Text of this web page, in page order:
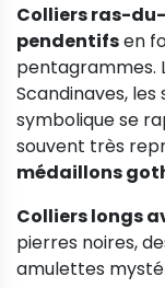
Colliers ras-
pendentifsen
pentagrammes.
Scandinaves,
symbolique se
souvent très
médaillons
Colliers longs
pierres noires,
amulettes